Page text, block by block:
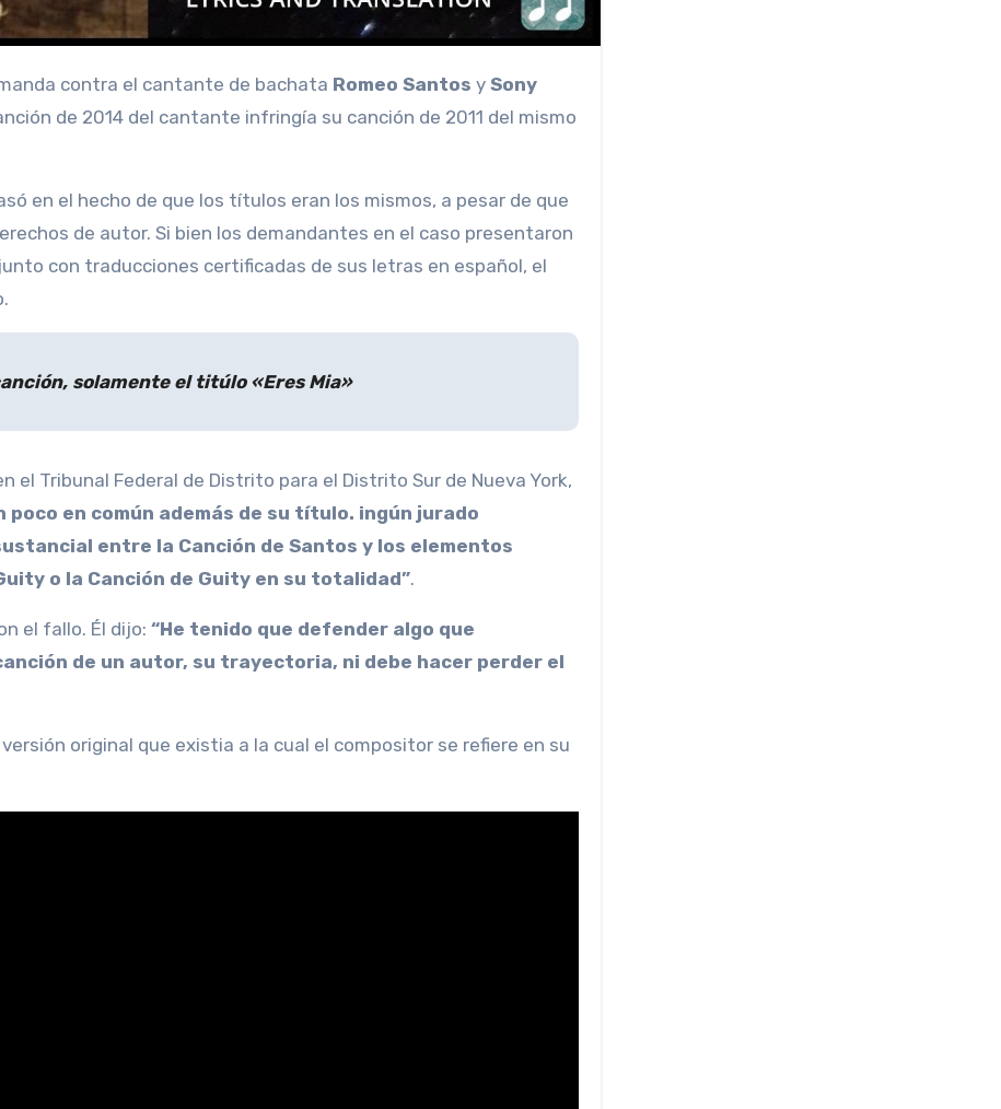
contra el cantante de bachata Romeo Santos y Sony
de 2014 del cantante infringía su canción de 2011 del mismo
en el hecho de que los títulos eran los mismos, a pesar de que
de autor. Si bien los demandantes en el caso presentaron
con traducciones certificadas de sus letras en español, el
solamente el titúlo «Eres Mia»
el Tribunal Federal de Distrito para el Distrito Sur de Nueva York,
poco en común además de su título. ingún jurado
entre la Canción de Santos y los elementos
o la Canción de Guity en su totalidad”.
el fallo. Él dijo: “He tenido que defender algo que
de un autor, su trayectoria, ni debe hacer perder el
original que existia a la cual el compositor se refiere en su